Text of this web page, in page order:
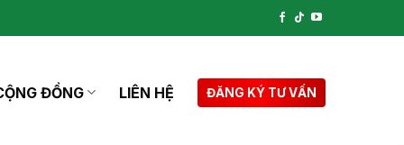
ĐỒNG LIÊN HỆ ĐĂNG KÝ TƯ VẤN